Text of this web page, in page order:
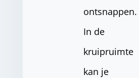
ontsnappen.
In de
kruipruimte
kan je